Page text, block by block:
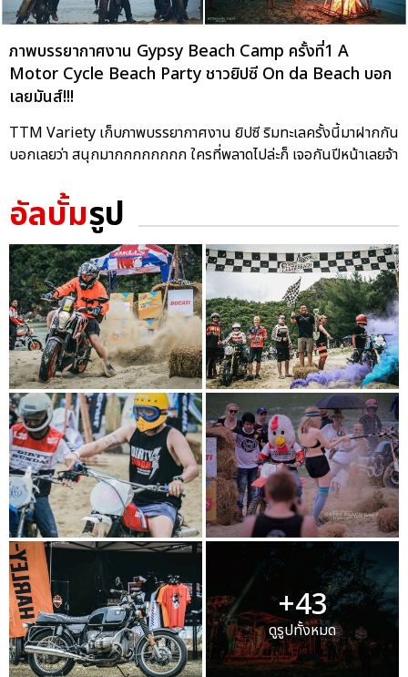
ภาพบรรยากาศงาน Gypsy Beach Camp ครั้งที่1 A
Motor Cycle Beach Party ชาวยิปซี On da Beach บอก
เลยมันส์!!!
TTM Variety เก็บภาพบรรยากาศงาน ยิปซี ริมทะเลครั้งนี้มาฝากกัน
บอกเลยว่า สนุกมากกกกกกกก ใครที่พลาดไปล่ะก็ เจอกันปีหน้าเลยจ้า
อัลบั้มรูป
+43
ดูรูปทั้งหมด